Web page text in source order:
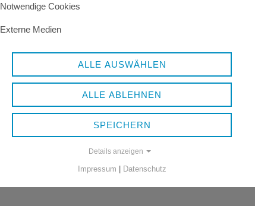
Notwendige Cookies
Externe Medien
ALLE AUSWÄHLEN
ALLE ABLEHNEN
SPEICHERN
Details anzeigen
Impressum | Datenschutz